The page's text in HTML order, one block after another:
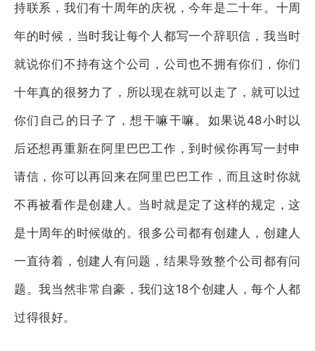
持联系，我们有十周年的庆祝，今年是二十年。十周
年的时候，当时我让每个人都写一个辞职信，我当时
就说你们不持有这个公司，公司也不拥有你们，你们
十年真的很努力了，所以现在就可以走了，就可以过
你们自己的日子了，想干嘛干嘛。如果说48小时以
后还想再重新在阿里巴巴工作，到时候你再写一封申
请信，你可以再回来在阿里巴巴工作，而且这时你就
不再被看作是创建人。当时就是定了这样的规定，这
是十周年的时候做的。很多公司都有创建人，创建人
一直待着，创建人有问题，结果导致整个公司都有问
题。我当然非常自豪，我们这18个创建人，每个人都
过得很好。